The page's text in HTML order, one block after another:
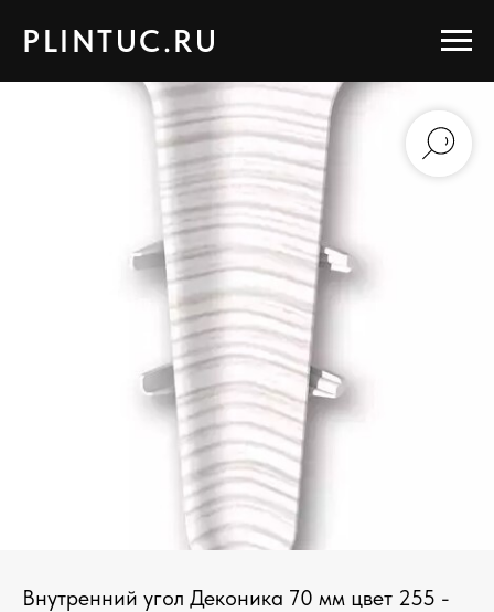
PLINTUC.RU
Внутренний угол Деконика 70 мм цвет 255 -